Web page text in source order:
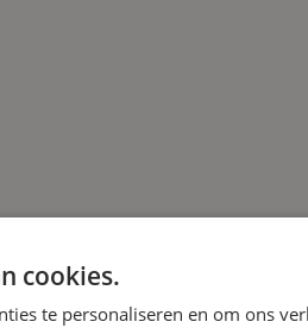
cookies.
te personaliseren en om ons